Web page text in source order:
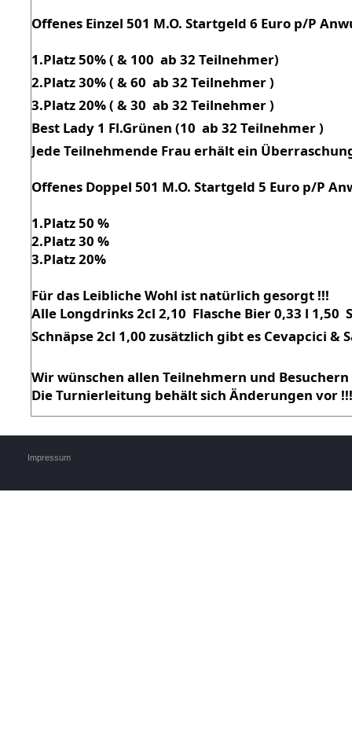
Offenes Einzel 501 M.O. Startgeld 6 Euro p/P
1.Platz 50% ( & 100  ab 32 Teilnehmer)
2.Platz 30% ( & 60  ab 32 Teilnehmer )
3.Platz 20% ( & 30  ab 32 Teilnehmer )
Best Lady 1 Fl.Grünen (10  ab 32 Teilnehmer )
Jede Teilnehmende Frau erhält ein
Offenes Doppel 501 M.O. Startgeld 5 Euro p/P
1.Platz 50 %
2.Platz 30 %
3.Platz 20%
Für das Leibliche Wohl ist natürlich gesorgt !!!
Alle Longdrinks 2cl 2,10  Flasche Bier 0,33 l 1,50 
Schnäpse 2cl 1,00 zusätzlich gibt es Cevapcici &
Wir wünschen allen Teilnehmern und
Die Turnierleitung behält sich Änderungen vor !!!
Impressum